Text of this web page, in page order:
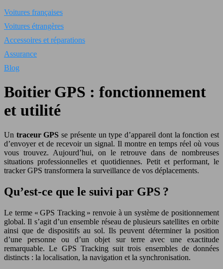
Voitures françaises
Voitures étrangères
Accessoires et réparations
Assurance
Blog
Boitier GPS : fonctionnement
et utilité
Un traceurGPSse présente un type d’appareil dont la fonction est
d’envoyer et de recevoir un signal. Il montre en temps réel où vous
vous trouvez. Aujourd’hui, on le retrouve dans de nombreuses
situations professionnelles et quotidiennes. Petit et performant, le
tracker GPS transformera la surveillance de vos déplacements.
Qu’est-ce que le suivi par GPS ?
Le terme « GPS Tracking » renvoie à un système de positionnement
global. Il s’agit d’un ensemble réseau de plusieurs satellites en orbite
ainsi que de dispositifs au sol. Ils peuvent déterminer la position
d’une personne ou d’un objet sur terre avec une exactitude
remarquable. Le GPS Tracking suit trois ensembles de données
distincts : la localisation, la navigation et la synchronisation.